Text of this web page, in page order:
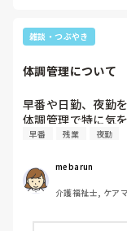
雑談・つぶやき
体調管理について
早番や日勤、夜勤
体調管理で特に気
早番 残業 夜勤
mebarun
介護福祉士, ケア